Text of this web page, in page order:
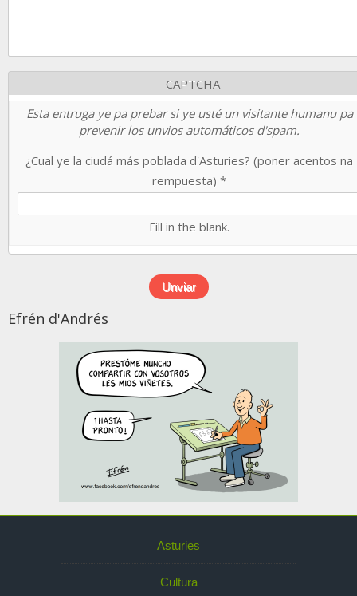
CAPTCHA
Esta entruga ye pa prebar si ye usté un visitante humanu pa
prevenir los unvios automáticos d'spam.
¿Cual ye la ciudá más poblada d'Asturies? (poner acentos na
rempuesta) *
Fill in the blank.
Efrén d'Andrés
Asturies
Cultura